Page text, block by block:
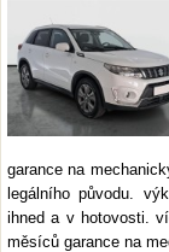
garance na
legálního původu.
ihned a v hotovosti.
měsíců garance na